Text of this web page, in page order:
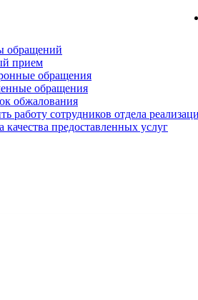
обращений
прием
обращения
обращения
обжалования
работу сотрудников отдела
качества предоставленных услуг